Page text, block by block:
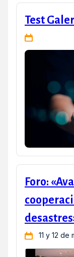
Test
Foro:
11 y 12